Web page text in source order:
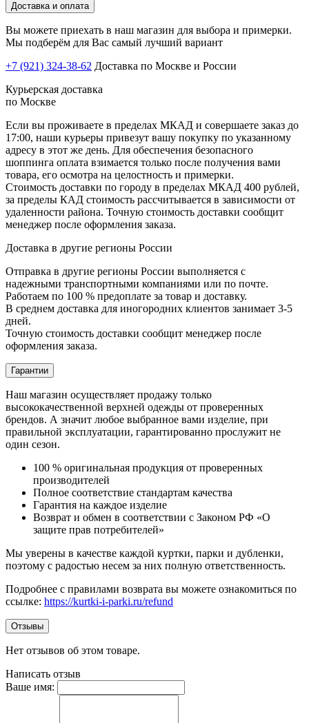
Доставка и оплата
Вы можете приехать в наш магазин для выбора и примерки.
Мы подберём для Вас самый лучший вариант
+7 (921) 324-38-62 Доставка по Москве и России
Курьерская доставка
по Москве
Если вы проживаете в пределах МКАД и совершаете заказ до
17:00, наши курьеры привезут вашу покупку по указанному
адресу в этот же день. Для обеспечения безопасного
шоппинга оплата взимается только после получения вами
товара, его осмотра на целостность и примерки.
Стоимость доставки по городу в пределах МКАД 400 рублей,
за пределы КАД стоимость рассчитывается в зависимости от
удаленности района. Точную стоимость доставки сообщит
менеджер после оформления заказа.
Доставка в другие регионы России
Отправка в другие регионы России выполняется с
надежными транспортными компаниями или по почте.
Работаем по 100 % предоплате за товар и доставку.
В среднем доставка для иногородних клиентов занимает 3-5
дней.
Точную стоимость доставки сообщит менеджер после
оформления заказа.
Гарантии
Наш магазин осуществляет продажу только
высококачественной верхней одежды от проверенных
брендов. А значит любое выбранное вами изделие, при
правильной эксплуатации, гарантированно прослужит не
один сезон.
100 % оригинальная продукция от проверенных
производителей
Полное соответствие стандартам качества
Гарантия на каждое изделие
Возврат и обмен в соответствии с Законом РФ «О
защите прав потребителей»
Мы уверены в качестве каждой куртки, парки и дубленки,
поэтому с радостью несем за них полную ответственность.
Подробнее с правилами возврата вы можете ознакомиться по
ссылке: https://kurtki-i-parki.ru/refund
Отзывы
Нет отзывов об этом товаре.
Написать отзыв
Ваше имя: